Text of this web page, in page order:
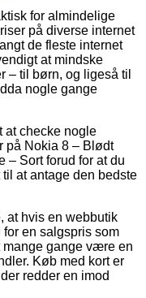
for almindelige
på diverse internet
de fleste internet
at mindske
– til børn, og ligeså til
nogle gange
at checke nogle
på Nokia 8 – Blødt
– Sort forud for at du
at antage den bedste
at hvis en webbutik
en salgspris som
mange gange være en
Køb med kort er
redder en imod